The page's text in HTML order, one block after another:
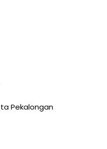
Pekalongan